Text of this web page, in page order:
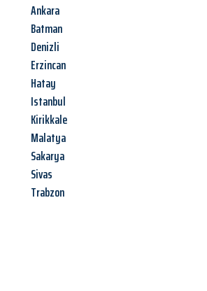
Ankara
Batman
Denizli
Erzincan
Hatay
Istanbul
Kirikkale
Malatya
Sakarya
Sivas
Trabzon